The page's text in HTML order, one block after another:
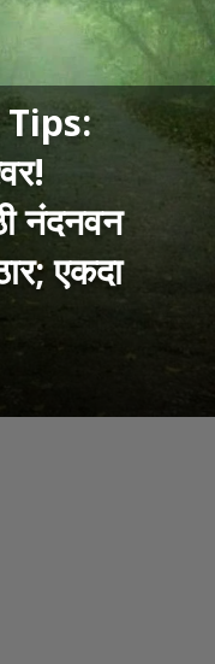
नंदनवन
एकदा